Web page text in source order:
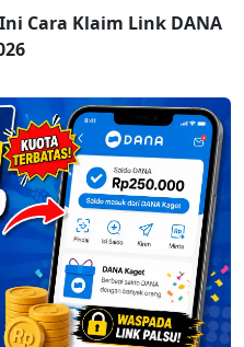
Cara Klaim Link DANA